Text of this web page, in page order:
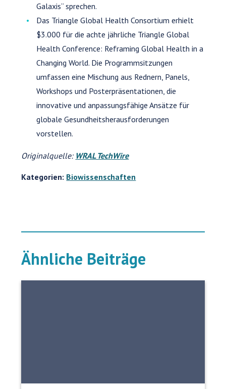
Galaxis“ sprechen.
Das Triangle Global Health Consortium erhielt
$3.000 für die achte jährliche Triangle Global
Health Conference: Reframing Global Health in a
Changing World. Die Programmsitzungen
umfassen eine Mischung aus Rednern, Panels,
Workshops und Posterpräsentationen, die
innovative und anpassungsfähige Ansätze für
globale Gesundheitsherausforderungen
vorstellen.
Originalquelle: WRAL TechWire
Kategorien: Biowissenschaften
Ähnliche Beiträge